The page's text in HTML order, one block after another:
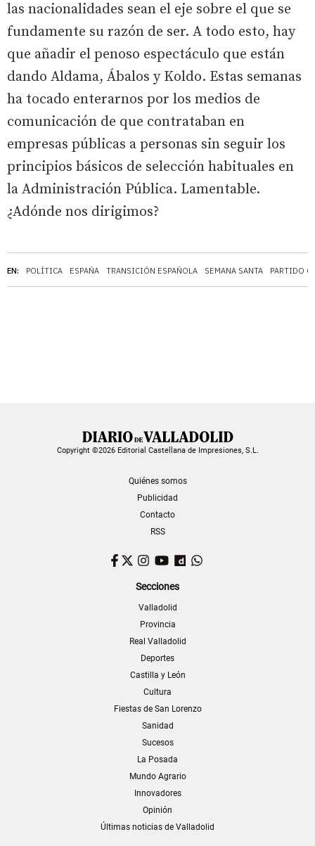
EN: POLÍTICA ESPAÑA TRANSICIÓN ESPAÑOLA SEMANA SANTA PARTIDO
las nacionalidades sean el eje sobre el que se
fundamente su razón de ser. A todo esto, hay
que añadir el penoso espectáculo que están
dando Aldama, Ábalos y Koldo. Estas semanas
ha tocado enterarnos por los medios de
comunicación de que contrataban en
empresas públicas a personas sin seguir los
principios básicos de selección habituales en
la Administración Pública. Lamentable.
¿Adónde nos dirigimos?
Copyright ©2026 Editorial Castellana de Impresiones, S.L.
Quiénes somos
Publicidad
Contacto
RSS
Facebook
TwitterInstagram
YouTubeDailymotion
Secciones
Valladolid
Provincia
Real Valladolid
Deportes
Castilla y León
Cultura
Fiestas de San Lorenzo
Sanidad
Sucesos
La Posada
Mundo Agrario
Innovadores
Opinión
Últimas noticias de Valladolid